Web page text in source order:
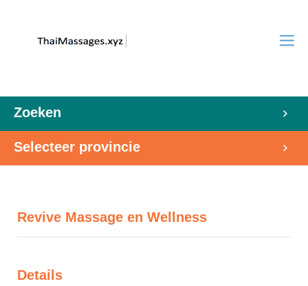
Zoeken
Selecteer provincie
Revive Massage en Wellness
Details